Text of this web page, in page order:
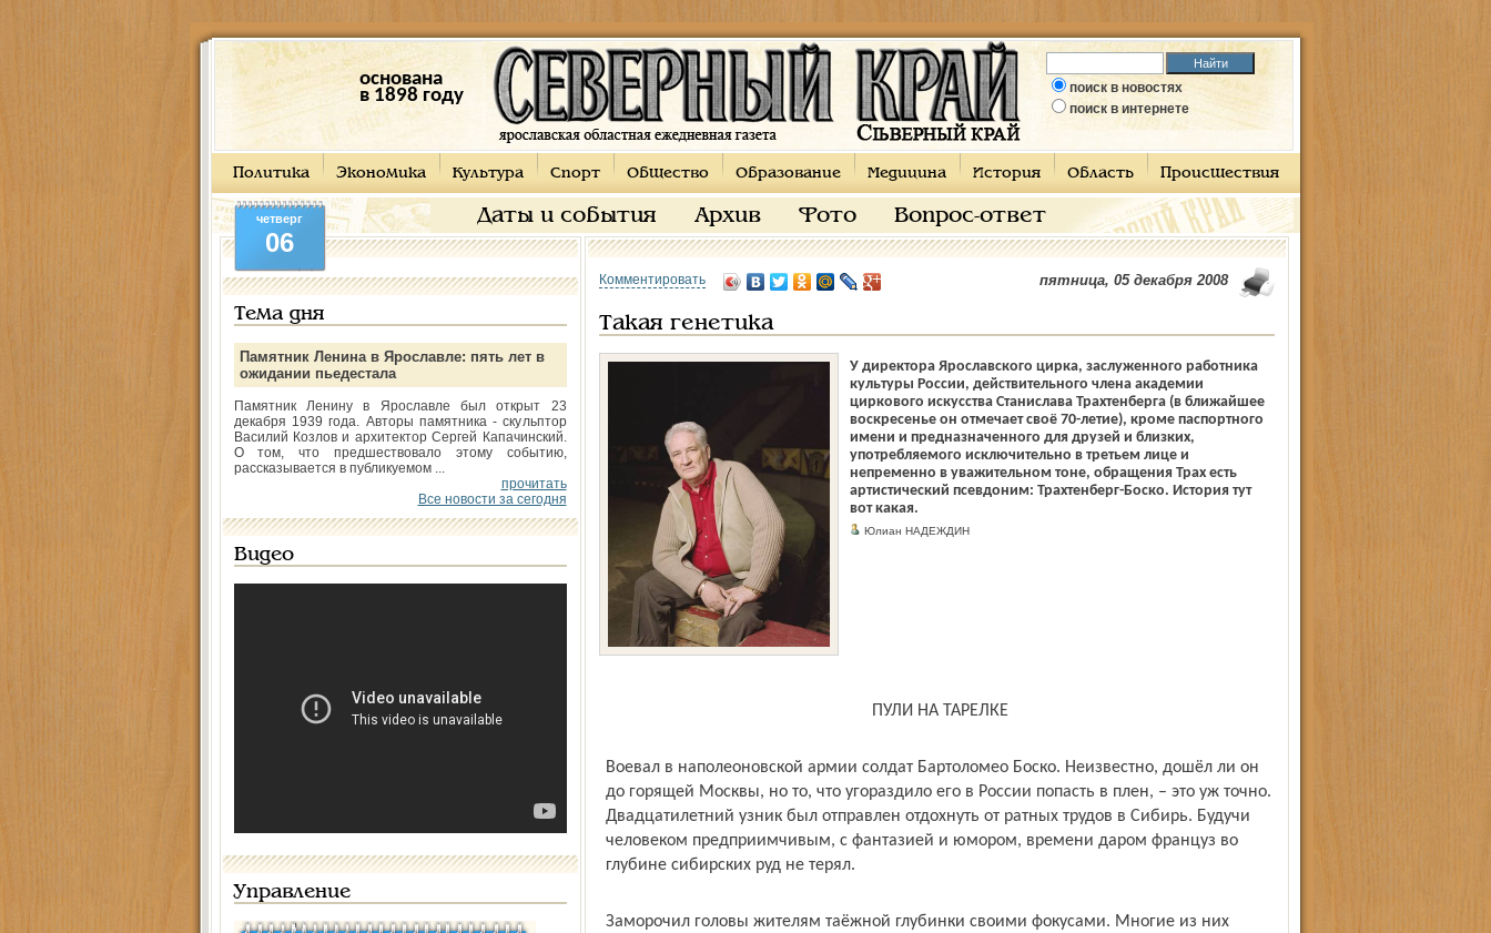
основана
в 1898 году
поиск в новостях
поиск в интернете
Политика Экономика Культура Спорт Общество Образование Медицина История Область Происшествия
Даты и события Архив Фото Вопрос-ответ
четверг
06
Тема дня
Памятник Ленина в Ярославле: пять лет в
ожидании пьедестала
Памятник Ленину в Ярославле был открыт 23
декабря 1939 года. Авторы памятника - скульптор
Василий Козлов и архитектор Сергей Капачинский.
О том, что предшествовало этому событию,
рассказывается в публикуемом ...
прочитать
Все новости за сегодня
Видео
Управление
Комментировать пятница, 05 декабря 2008
Такая генетика
У директора Ярославского цирка, заслуженного работника
культуры России, действительного члена академии
циркового искусства Станислава Трахтенберга (в ближайшее
воскресенье он отмечает своё 70-летие), кроме паспортного
имени и предназначенного для друзей и близких,
употребляемого исключительно в третьем лице и
непременно в уважительном тоне, обращения Трах есть
артистический псевдоним: Трахтенберг-Боско. История тут
вот какая.
Юлиан НАДЕЖДИН
ПУЛИ НА ТАРЕЛКЕ
Воевал в наполеоновской армии солдат Бартоломео Боско. Неизвестно, дошёл ли он
до горящей Москвы, но то, что угораздило его в России попасть в плен, – это уж точно.
Двадцатилетний узник был отправлен отдохнуть от ратных трудов в Сибирь. Будучи
человеком предприимчивым, с фантазией и юмором, времени даром француз во
глубине сибирских руд не терял.
Заморочил головы жителям таёжной глубинки своими фокусами. Многие из них